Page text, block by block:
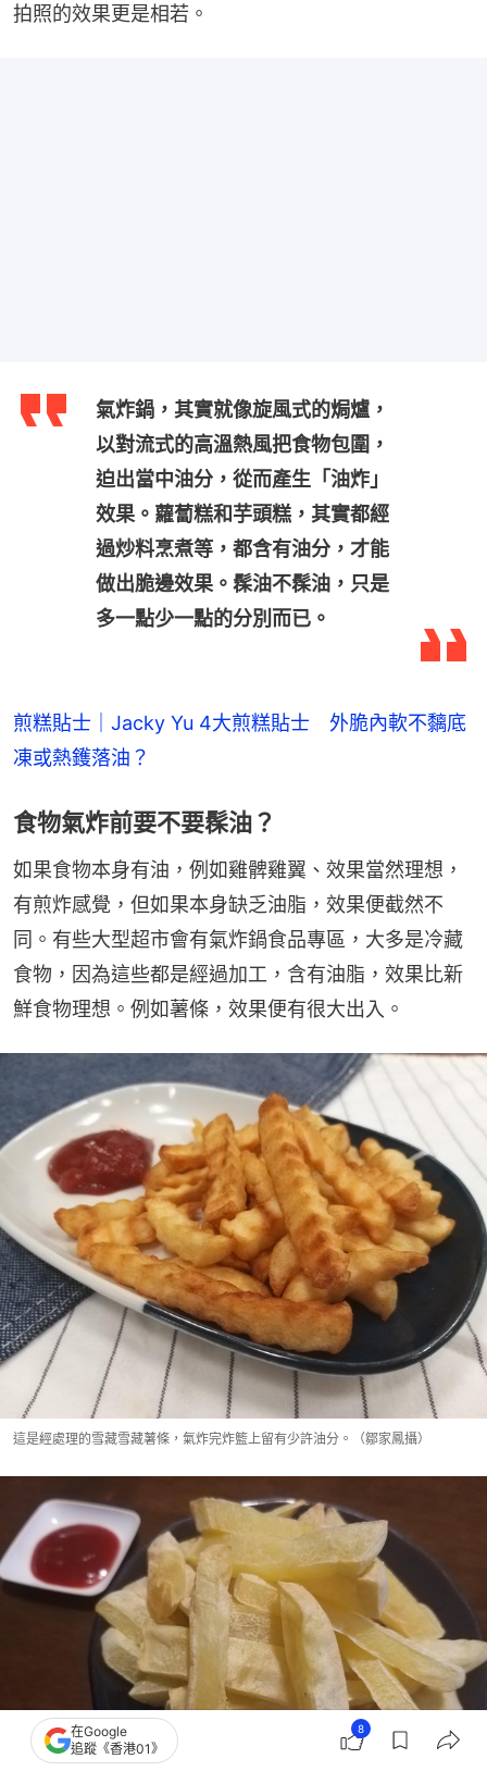
拍照的效果更是相若。
氣炸鍋，其實就像旋風式的焗爐，
以對流式的高溫熱風把食物包圍，
迫出當中油分，從而產生「油炸」
效果。蘿蔔糕和芋頭糕，其實都經
過炒料烹煮等，都含有油分，才能
做出脆邊效果。髹油不髹油，只是
多一點少一點的分別而已。
煎糕貼士｜Jacky Yu 4大煎糕貼士　外脆內軟不黐底
凍或熱鑊落油？
食物氣炸前要不要髹油？
如果食物本身有油，例如雞髀雞翼、效果當然理想，
有煎炸感覺，但如果本身缺乏油脂，效果便截然不
同。有些大型超市會有氣炸鍋食品專區，大多是冷藏
食物，因為這些都是經過加工，含有油脂，效果比新
鮮食物理想。例如薯條，效果便有很大出入。
這是經處理的雪藏雪藏薯條，氣炸完炸籃上留有少許油分。（鄒家鳳攝）
在Google
追蹤《香港01》
8